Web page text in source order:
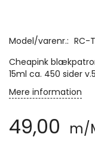
Model/varenr.: RC-
Cheapink
15ml ca. 450 sider
Mere information
49,00 m/